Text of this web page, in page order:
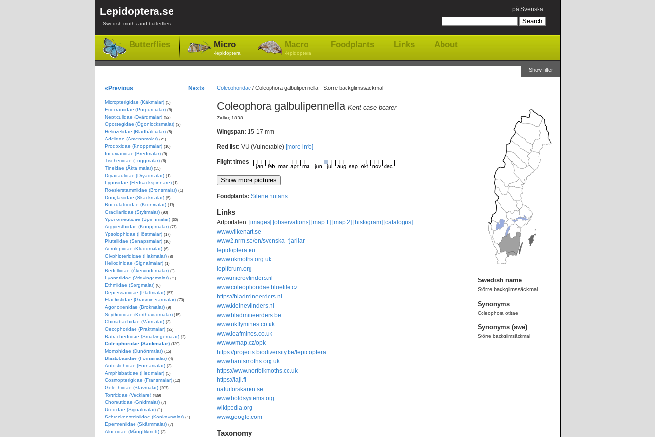
Lepidoptera.se
Swedish moths and butterflies
på Svenska
Butterflies Micro
-lepidoptera
Macro
-lepidoptera
Foodplants Links About
Show filter
Coleophoridae/ Coleophora galbulipennella - Större backglimssäckmal
Coleophora galbulipennella Kent case-bearer
Zeller, 1838
Wingspan: 15-17 mm
Red list: VU (Vulnerable) [more info]
Flight times:
Foodplants: Silene nutans
Links
Artportalen: [images] [observations] [map 1] [map 2] [histogram] [catalogus]
www.vilkenart.se
www2.nrm.se/en/svenska_fjarilar
lepidoptera.eu
www.ukmoths.org.uk
lepiforum.org
www.microvlinders.nl
www.coleophoridae.bluefile.cz
https://bladmineerders.nl
www.kleinevlinders.nl
www.bladmineerders.be
www.ukflymines.co.uk
www.leafmines.co.uk
www.wmap.cz/opk
https://projects.biodiversity.be/lepidoptera
www.hantsmoths.org.uk
https://www.norfolkmoths.co.uk
https://laji.fi
naturforskaren.se
www.boldsystems.org
wikipedia.org
www.google.com
Taxonomy
Swedish name
Större backglimssäckmal
Synonyms
Coleophora otitae
Synonyms (swe)
Större backglimsäckmal
«Previous Next»
Micropterigidae (Käkmalar) (5)
Eriocraniidae (Purpurmalar) (8)
Nepticulidae (Dvärgmalar) (92)
Opostegidae (Ögonlocksmalar) (3)
Heliozelidae (Bladhålmalar) (5)
Adelidae (Antennmalar) (21)
Prodoxidae (Knoppmalar) (10)
Incurvariidae (Bredmalar) (9)
Tischeriidae (Luggmalar) (6)
Tineidae (Äkta malar) (55)
Dryadaulidae (Dryadmalar) (1)
Lypusidae (Hedsäckspinnare) (1)
Roeslerstammiidae (Bronsmalar) (1)
Douglasiidae (Skäckmalar) (5)
Bucculatricidae (Kronmalar) (17)
Gracillariidae (Styltmalar) (90)
Yponomeutidae (Spinnmalar) (30)
Argyresthiidae (Knoppmalar) (27)
Ypsolophidae (Höstmalar) (17)
Plutellidae (Senapsmalar) (10)
Acrolepiidae (Kluddmalar) (6)
Glyphipterigidae (Hakmalar) (8)
Heliodinidae (Signalmalar) (1)
Bedelliidae (Åkervindemalar) (1)
Lyonetiidae (Vridvingemalar) (11)
Ethmiidae (Sorgmalar) (6)
Depressariidae (Plattmalar) (57)
Elachistidae (Gräsminerarmalar) (70)
Agonoxenidae (Brokmalar) (9)
Scythrididae (Korthuvudmalar) (15)
Chimabachidae (Vårmalar) (3)
Oecophoridae (Praktmalar) (32)
Batrachedridae (Smalvingemalar) (2)
Coleophoridae (Säckmalar) (139)
Momphidae (Dunörtmalar) (15)
Blastobasidae (Förnamalar) (4)
Autostichidae (Förnamalar) (3)
Amphisbatidae (Hedmalar) (5)
Cosmopterigidae (Fransmalar) (12)
Gelechiidae (Stävmalar) (207)
Tortricidae (Vecklare) (439)
Choreutidae (Gnidmalar) (7)
Urodidae (Signalmalar) (1)
Schreckensteiniidae (Konkavmalar) (1)
Epermeniidae (Skärmmalar) (7)
Alucitidae (Mångflikmott) (3)